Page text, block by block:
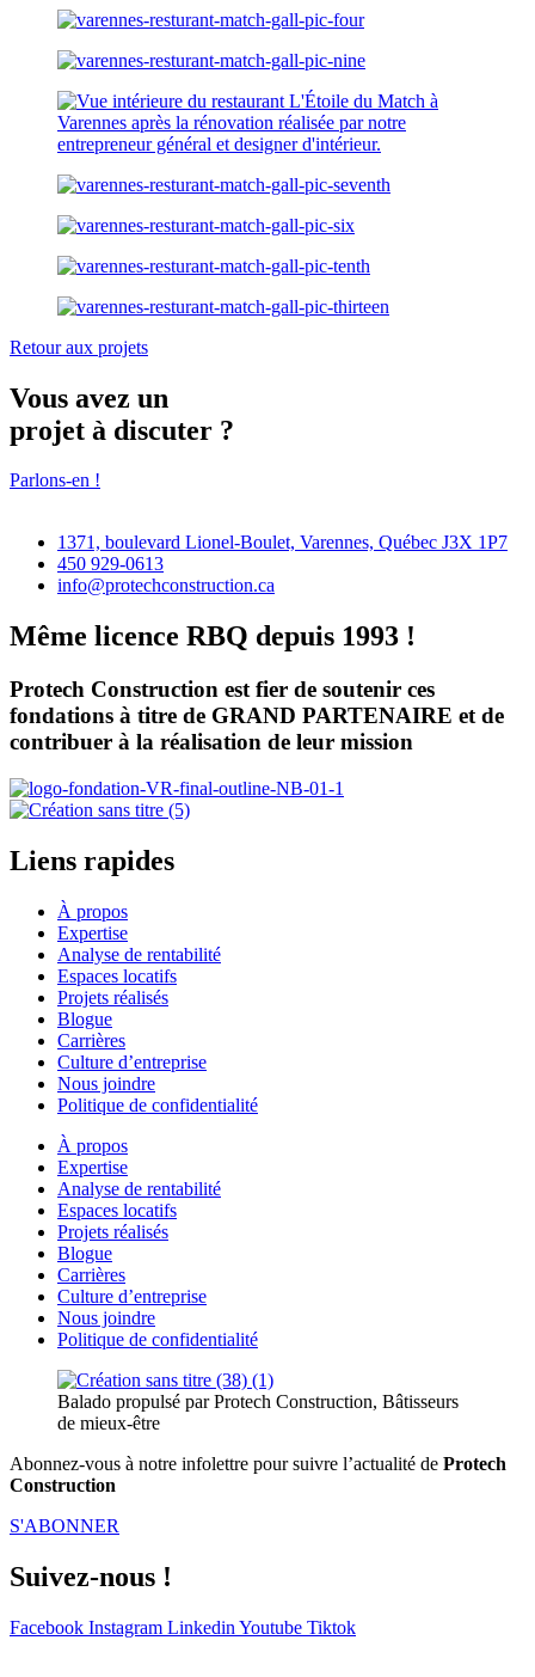
Retour aux projets
Vous avez un
projet à discuter ?
Parlons-en !
1371, boulevard Lionel-Boulet, Varennes, Québec J3X 1P7
450 929-0613
info@protechconstruction.ca
Même licence RBQ depuis 1993 !
Protech Construction est fier de soutenir ces
fondations à titre de GRAND PARTENAIRE et de
contribuer à la réalisation de leur mission
Liens rapides
À propos
Expertise
Analyse de rentabilité
Espaces locatifs
Projets réalisés
Blogue
Carrières
Culture d’entreprise
Nous joindre
Politique de confidentialité
À propos
Expertise
Analyse de rentabilité
Espaces locatifs
Projets réalisés
Blogue
Carrières
Culture d’entreprise
Nous joindre
Politique de confidentialité
Balado propulsé par Protech Construction, Bâtisseurs
de mieux-être
Abonnez-vous à notre infolettre pour suivre l’actualité de Protech
Construction
S'ABONNER
Suivez-nous !
Facebook Instagram Linkedin Youtube Tiktok